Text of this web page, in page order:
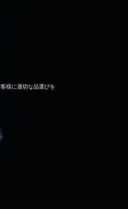
様に適切な品選びを